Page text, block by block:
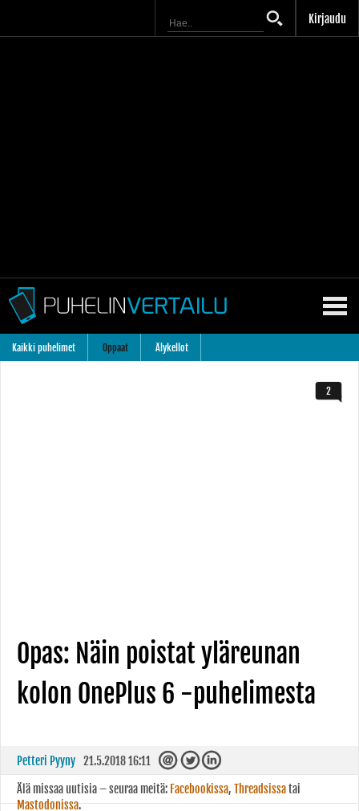
Kirjaudu
Kaikki puhelimet Oppaat Älykellot
Opas: Näin poistat yläreunan
kolon OnePlus 6 -puhelimesta
2
Petteri Pyyny 21.5.2018 16:11
Älä missaa uutisia – seuraa meitä: Facebookissa, Threadsissatai
Mastodonissa.